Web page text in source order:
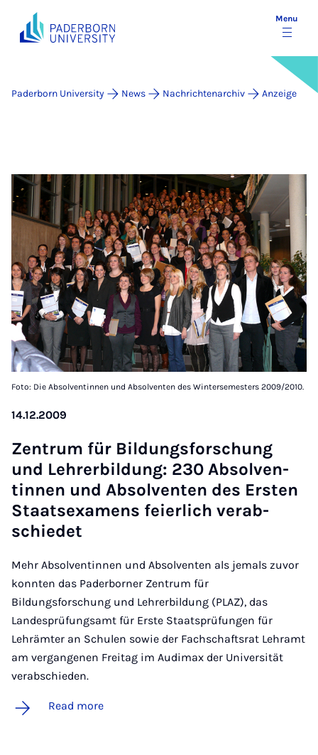
Menu
Paderborn University News Nachrichtenarchiv Anzeige
Foto: Die Absolventinnen und Absolventen des Wintersemesters 2009/2010.
14.12.2009
Zen­trum für Bildungs­forschung
und Lehr­er­bildung: 230 Ab­solven­
tinnen und Ab­solven­ten des Er­sten
Staat­sexa­mens fei­er­lich ver­ab­
schiedet
Mehr Absolventinnen und Absolventen als jemals zuvor
konnten das Paderborner Zentrum für
Bildungsforschung und Lehrerbildung (PLAZ), das
Landesprüfungsamt für Erste Staatsprüfungen für
Lehrämter an Schulen sowie der Fachschaftsrat Lehramt
am vergangenen Freitag im Audimax der Universität
verabschieden.
Read more